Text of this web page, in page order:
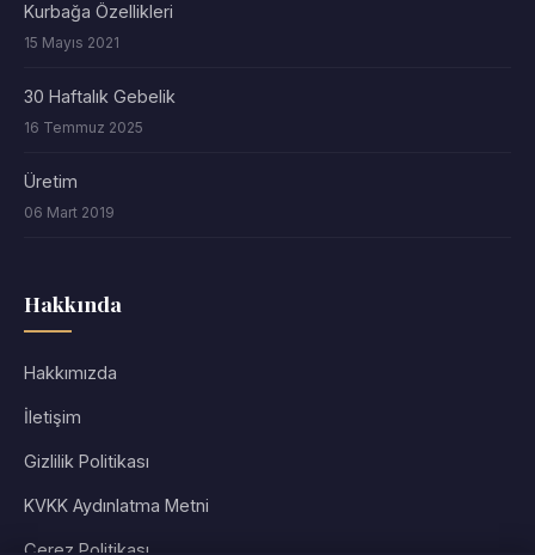
Kurbağa Özellikleri
15 Mayıs 2021
30 Haftalık Gebelik
16 Temmuz 2025
Üretim
06 Mart 2019
Hakkında
Hakkımızda
İletişim
Gizlilik Politikası
KVKK Aydınlatma Metni
Çerez Politikası